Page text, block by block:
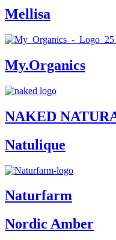
Mellisa
My.Organics
NAKED
Natulique
Naturfarm
Nordic Amber